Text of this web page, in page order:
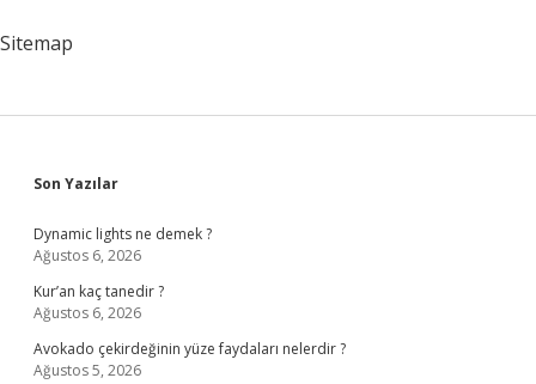
Sitemap
Sidebar
Son Yazılar
Dynamic lights ne demek ?
Ağustos 6, 2026
Kur’an kaç tanedir ?
Ağustos 6, 2026
Avokado çekirdeğinin yüze faydaları nelerdir ?
Ağustos 5, 2026